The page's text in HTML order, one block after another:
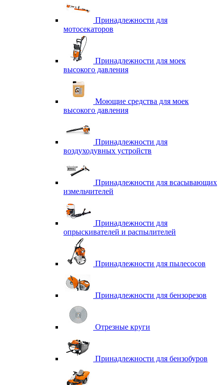
Принадлежности для
мотосекаторов
Принадлежности для моек
высокого давления
Моющие средства для моек
высокого давления
Принадлежности для
воздуходувных устройств
Принадлежности для всасывающих
измельчителей
Принадлежности для
опрыскивателей и распылителей
Принадлежности для пылесосов
Принадлежности для бензорезов
Отрезные круги
Принадлежности для бензобуров